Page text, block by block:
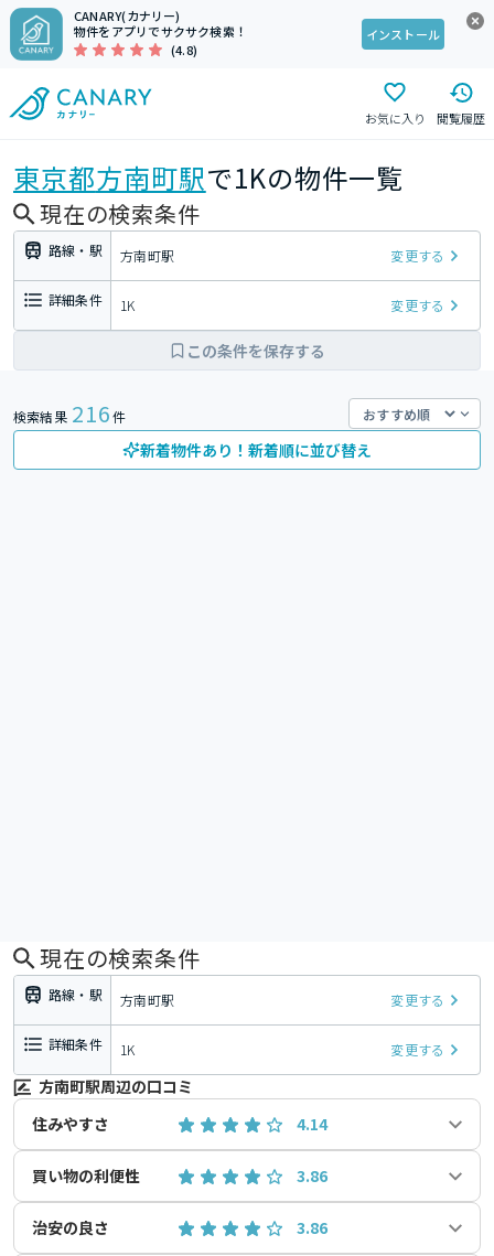
CANARY(カナリー)
物件をアプリでサクサク検索！
(4.8)
インストール
お気に入り 閲覧履歴
東京都方南町駅で1Kの物件一覧
現在の検索条件
路線・駅 方南町駅 変更する
詳細条件 1K 変更する
この条件を保存する
検索結果 216件
新着物件あり！新着順に並び替え
現在の検索条件
路線・駅 方南町駅 変更する
詳細条件 1K 変更する
方南町駅周辺の口コミ
住みやすさ
4.14
買い物の利便性 3.86
治安の良さ 3.86